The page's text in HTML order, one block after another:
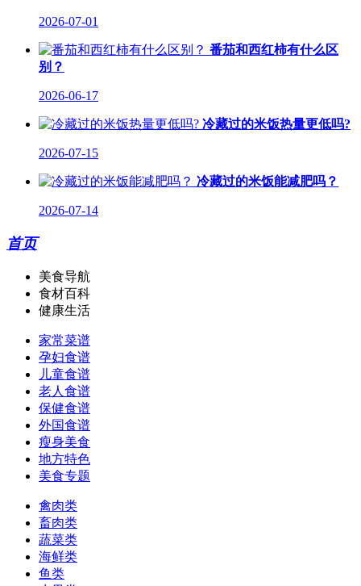
2026-07-01
番茄和西红柿有什么区
别？
2026-06-17
冷藏过的米饭热量更低吗?
2026-07-15
冷藏过的米饭能减肥吗？
2026-07-14
首页
美食导航
食材百科
健康生活
家常菜谱
孕妇食谱
儿童食谱
老人食谱
保健食谱
外国食谱
瘦身美食
地方特色
美食专题
禽肉类
畜肉类
蔬菜类
海鲜类
鱼类